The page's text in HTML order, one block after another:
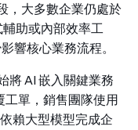
，大多數企業仍處於
助或內部效率工
響核心業務流程。
將 AI 嵌入關鍵業務
工單，銷售團隊使用
賴大型模型完成企